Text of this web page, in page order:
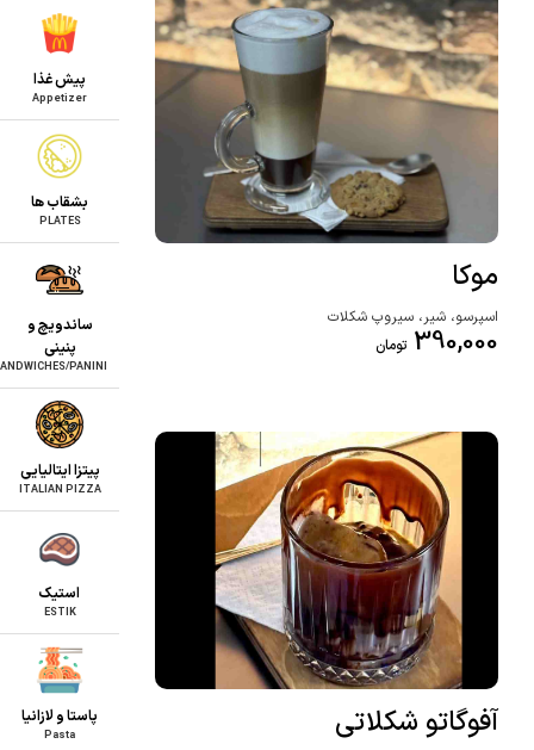
پیش غذا
Appetizer
بشقاب ها
PLATES
ساندویچ و
پنینی
PANINI
پیتزا ایتالیایی
ITALIAN PIZZA
استیک
ESTIK
پاستا و لازانیا
Pasta
موکا
اسپرسو، شیر، سیروپ شکلات
390,000 تومان
آفوگاتو شکلاتی